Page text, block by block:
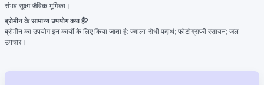
संभव सूक्ष्म जैविक भूमिका।
ब्रोमीन के सामान्य उपयोग क्या हैं?
ब्रोमीन का उपयोग इन कार्यों के लिए किया जाता है: ज्वाला-रोधी पदार्थ; फोटोग्राफी रसायन; जल
उपचार।